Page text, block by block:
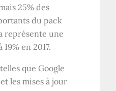
25% des
du pack
représente une
en 2017.
que Google
les mises à jour